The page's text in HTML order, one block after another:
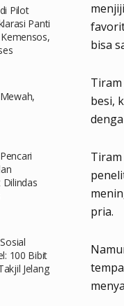
bisa
besi,
pria.
Pilot
Panti
Dilindas
100 Bibit
Jelang